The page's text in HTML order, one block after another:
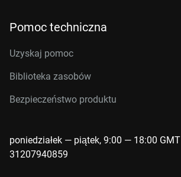
Pomoc techniczna
Uzyskaj pomoc
Biblioteka zasobów
Bezpieczeństwo produktu
poniedziałek — piątek, 9:00 — 18:00 GMT
31207940859